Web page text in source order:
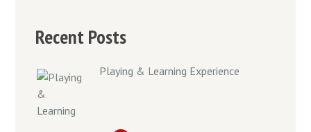
Recent Posts
Playing & Learning Experience